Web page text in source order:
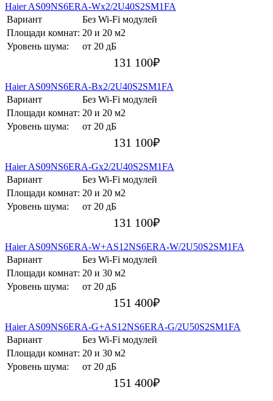
Haier AS09NS6ERA-Wх2/2U40S2SM1FA
Вариант
Без Wi-Fi модулей
Площади комнат: 20 и 20 м2
Уровень шума:
от 20 дБ
131 100₽
Haier AS09NS6ERA-Bх2/2U40S2SM1FA
Вариант
Без Wi-Fi модулей
Площади комнат: 20 и 20 м2
Уровень шума:
от 20 дБ
131 100₽
Haier AS09NS6ERA-Gх2/2U40S2SM1FA
Вариант
Без Wi-Fi модулей
Площади комнат: 20 и 20 м2
Уровень шума:
от 20 дБ
131 100₽
Haier AS09NS6ERA-W+AS12NS6ERA-W/2U50S2SM1FA
Вариант
Без Wi-Fi модулей
Площади комнат: 20 и 30 м2
Уровень шума:
от 20 дБ
151 400₽
Haier AS09NS6ERA-G+AS12NS6ERA-G/2U50S2SM1FA
Вариант
Без Wi-Fi модулей
Площади комнат: 20 и 30 м2
Уровень шума:
от 20 дБ
151 400₽